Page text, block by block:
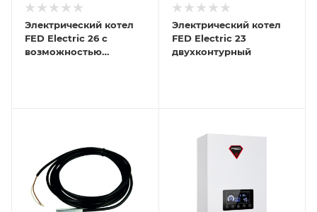
Электрический котел
FED Electric 26 с
возможностью
Электрический котел
FED Electric 23
двухконтурный